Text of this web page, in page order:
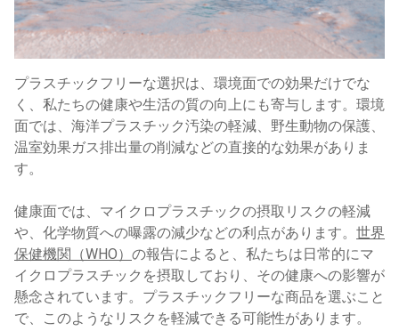
プラスチックフリーな選択は、環境面での効果だけでな
く、私たちの健康や生活の質の向上にも寄与します。環境
面では、海洋プラスチック汚染の軽減、野生動物の保護、
温室効果ガス排出量の削減などの直接的な効果がありま
す。
健康面では、マイクロプラスチックの摂取リスクの軽減
や、化学物質への曝露の減少などの利点があります。 世界
保健機関（WHO） の報告によると、私たちは日常的にマ
イクロプラスチックを摂取しており、その健康への影響が
懸念されています。プラスチックフリーな商品を選ぶこと
で、このようなリスクを軽減できる可能性があります。